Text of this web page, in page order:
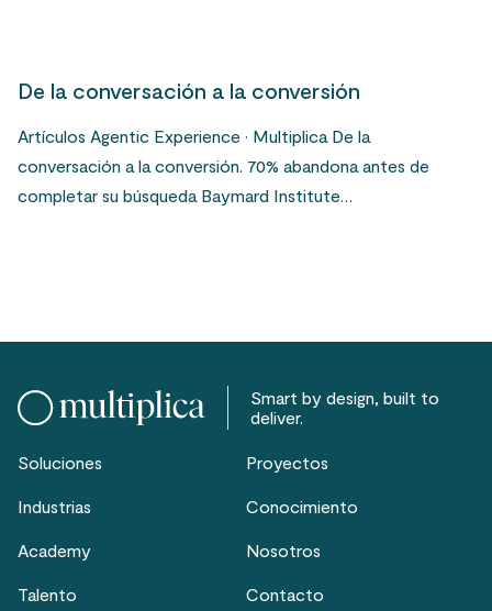
De la conversación a la conversión
Artículos Agentic Experience · Multiplica De la
conversación a la conversión. 70% abandona antes de
completar su búsqueda Baymard Institute…
Smart by design, built to
deliver.
Soluciones Proyectos
Industrias Conocimiento
Academy Nosotros
Talento Contacto